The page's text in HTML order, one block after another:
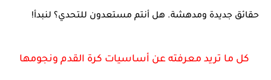
حقائق جديدة ومدهشة. هل أنتم مستعدون للتحدي؟ لنبدأ!
كل ما تريد معرفته عن أساسيات كرة القدم ونجومها